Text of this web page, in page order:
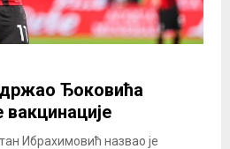
Ђоковића
Ибрахимовић назвао је